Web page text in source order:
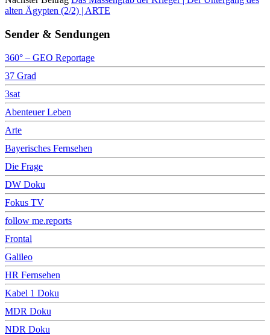
alten Ägypten (2/2) | ARTE
Sender & Sendungen
360° – GEO Reportage
37 Grad
3sat
Abenteuer Leben
Arte
Bayerisches Fernsehen
Die Frage
DW Doku
Fokus TV
follow me.reports
Frontal
Galileo
HR Fernsehen
Kabel 1 Doku
MDR Doku
NDR Doku